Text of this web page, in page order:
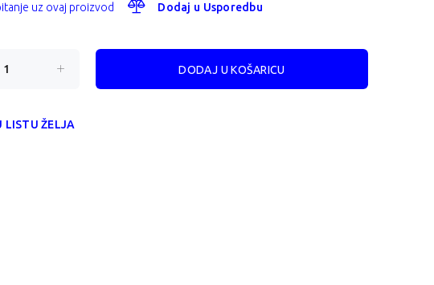
uz ovaj proizvod Dodaj u Usporedbu
LISTU ŽELJA